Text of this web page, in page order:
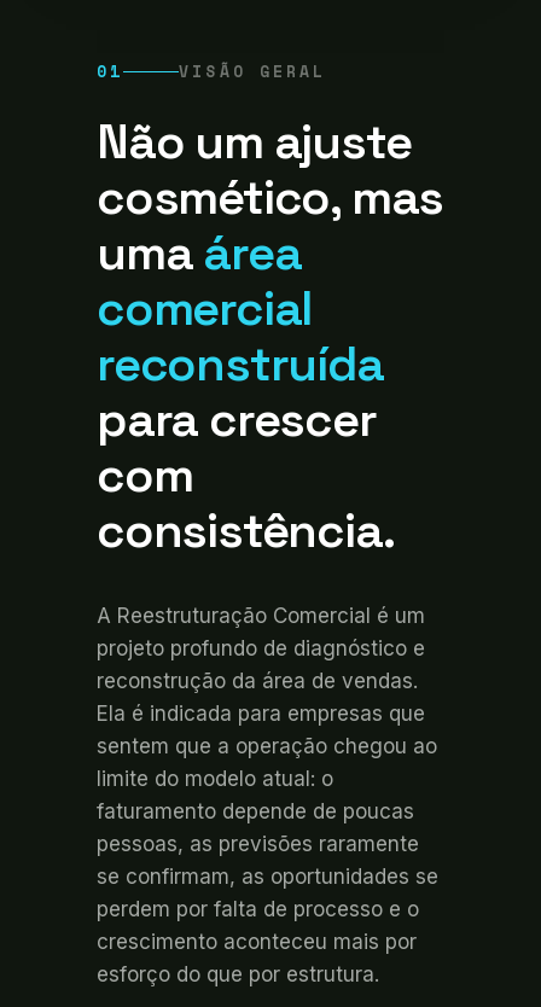
01 VISÃO GERAL
Não um ajuste
cosmético, mas
umaárea
comercial
reconstruída
para crescer
com
consistência.
A Reestruturação Comercial é um
projeto profundo de diagnóstico e
reconstrução da área de vendas.
Ela é indicada para empresas que
sentem que a operação chegou ao
limite do modelo atual: o
faturamento depende de poucas
pessoas, as previsões raramente
se confirmam, as oportunidades se
perdem por falta de processo e o
crescimento aconteceu mais por
esforço do que por estrutura.